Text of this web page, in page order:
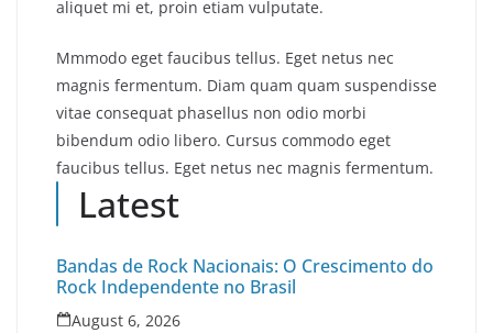
aliquet mi et, proin etiam vulputate.
Mmmodo eget faucibus tellus. Eget netus nec
magnis fermentum. Diam quam quam suspendisse
vitae consequat phasellus non odio morbi
bibendum odio libero. Cursus commodo eget
faucibus tellus. Eget netus nec magnis fermentum.
Latest
Bandas de Rock Nacionais: O Crescimento do
Rock Independente no Brasil
August 6, 2026